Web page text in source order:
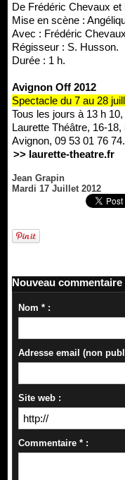
De Frédéric Chevaux et
Mise en scène :
Avec : Frédéric
Régisseur : S. Husson.
Durée : 1 h.
Avignon Off 2012
Spectacle du 7 au 28
Tous les jours à 13 h
Laurette Théâtre, 16-
Avignon, 09 53 01 76 74.
>> laurette-theatre.fr
Jean Grapin
Mardi 17 Juillet 2012
Nouveau commentaire
Nom * :
Adresse email (non
Site web :
Commentaire * :